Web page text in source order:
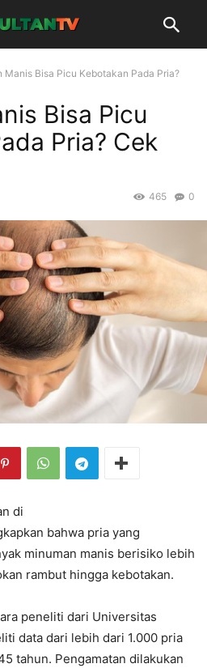
Manis Bisa Picu Kebotakan Pada Pria?
Bisa Picu
Pria? Cek
0
465
di
bahwa pria yang
minuman manis berisiko lebih
rambut hingga kebotakan.
peneliti dari Universitas
data dari lebih dari 1.000 pria
tahun. Pengamatan dilakukan